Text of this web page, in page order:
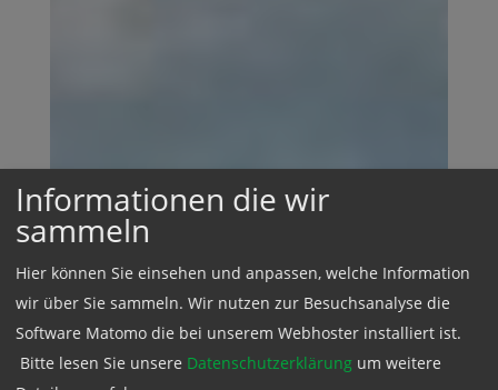
Informationen die wir
sammeln
Hier können Sie einsehen und anpassen, welche Information
wir über Sie sammeln. Wir nutzen zur Besuchsanalyse die
Software Matomo die bei unserem Webhoster installiert ist.
Bitte lesen Sie unsere Datenschutzerklärung um weitere